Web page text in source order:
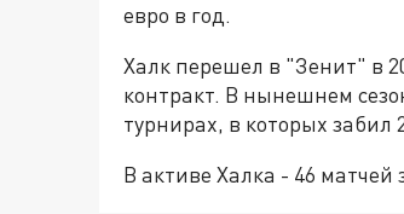
евро в год.
Халк перешел в "Зенит" в
контракт. В нынешнем
турнирах, в которых забил
В активе Халка - 46 матчей